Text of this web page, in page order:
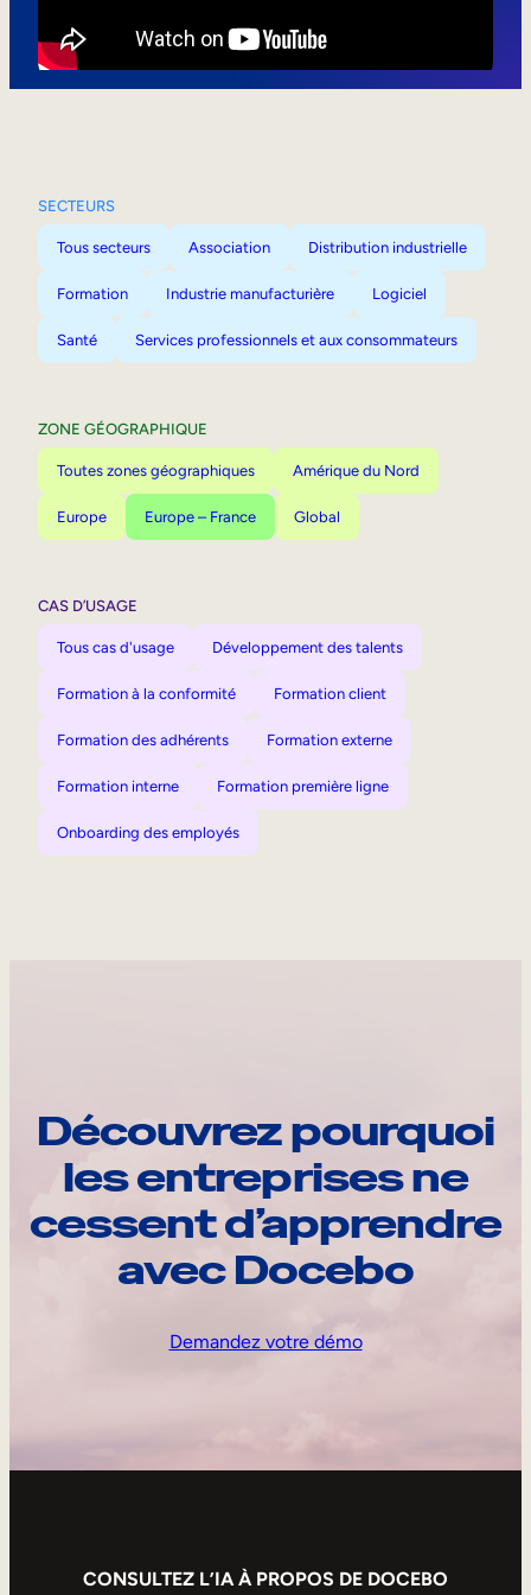
SECTEURS
Tous secteurs Association Distribution industrielle
Formation Industrie manufacturière Logiciel
Santé Services professionnels et aux consommateurs
ZONE GÉOGRAPHIQUE
Toutes zones géographiques Amérique du Nord
Europe Europe – France Global
CAS D’USAGE
Tous cas d'usage Développement des talents
Formation à la conformité Formation client
Formation des adhérents Formation externe
Formation interne Formation première ligne
Onboarding des employés
Découvrez pourquoi
les entreprises ne
cessent d’apprendre
avec Docebo
Demandez votre démo
CONSULTEZ L’IA À PROPOS DE DOCEBO